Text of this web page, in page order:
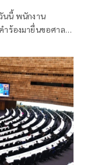
นนี้ พนักงาน
ร้องมายื่นขอศาล
ส.ส.บัญชีรายชื่อ